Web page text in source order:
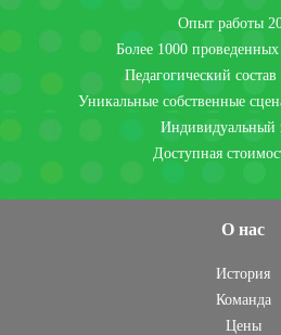
Опыт работы
Более 1000
Педагогический состав
Уникальные собственные
Индивидуальный
Доступная
О нас
История
Команда
Цены